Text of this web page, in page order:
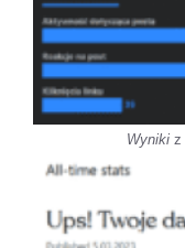
Wynikiz